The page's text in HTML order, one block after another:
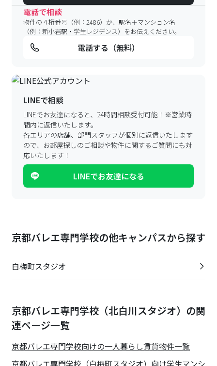
電話で相談
物件の４桁番号（例：2486）か、駅名＋マンション名
（例：新小岩駅・学生レジデンス）をお伝えください。
電話する（無料）
LINEで相談
LINEでお友達になると、24時間相談受付可能！ ※営業時
間内に返信いたします。
各エリアの店舗、部門スタッフが個別に返信いたします
ので、 お部屋探しのご相談や物件に関するご質問にも対
応いたします！
LINEでお友達になる
京都バレエ専門学校の他キャンパスから探す
白梅町スタジオ
京都バレエ専門学校（北白川スタジオ）の関
連ページ一覧
京都バレエ専門学校向けの一人暮らし賃貸物件一覧